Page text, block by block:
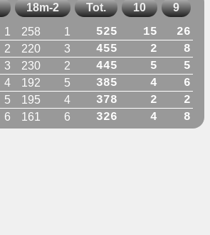
18m-2 Tot. 10 9
1 258 1 525 15 26
2 220 3 455 2 8
3 230 2 445 5 5
4 192 5 385 4 6
5 195 4 378 2 2
6 161 6 326 4 8